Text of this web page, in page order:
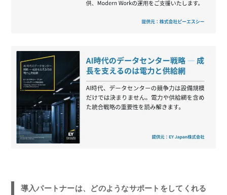
導入パートナーは、どのようなサポートをしてくれる